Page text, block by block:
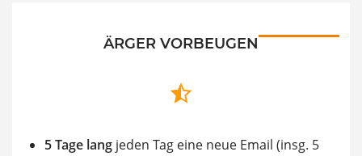
ÄRGER VORBEUGEN
5 Tage lang jeden Tag eine neue Email (insg. 5